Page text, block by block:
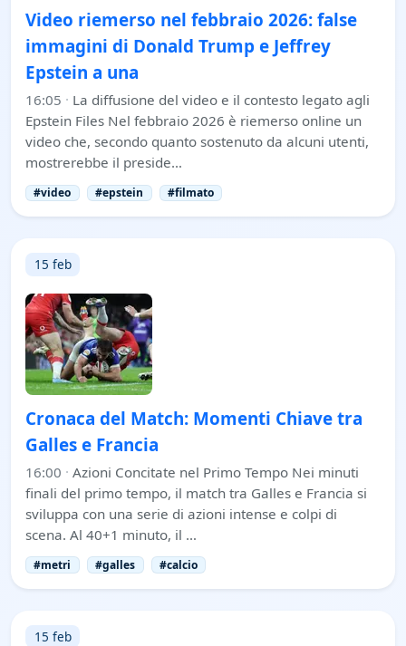
Video riemerso nel febbraio 2026: false
immagini di Donald Trump e Jeffrey
Epstein a una
16:05 · La diffusione del video e il contesto legato agli
Epstein Files Nel febbraio 2026 è riemerso online un
video che, secondo quanto sostenuto da alcuni utenti,
mostrerebbe il preside…
#video #epstein #filmato
15 feb
Cronaca del Match: Momenti Chiave tra
Galles e Francia
16:00 · Azioni Concitate nel Primo Tempo Nei minuti
finali del primo tempo, il match tra Galles e Francia si
sviluppa con una serie di azioni intense e colpi di
scena. Al 40+1 minuto, il …
#metri #galles #calcio
15 feb